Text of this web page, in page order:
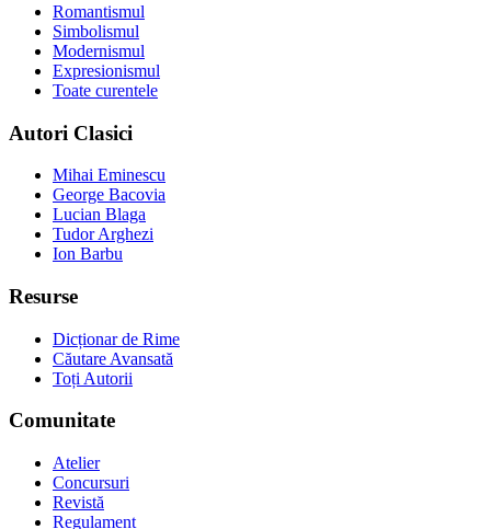
Romantismul
Simbolismul
Modernismul
Expresionismul
Toate curentele
Autori Clasici
Mihai Eminescu
George Bacovia
Lucian Blaga
Tudor Arghezi
Ion Barbu
Resurse
Dicționar de Rime
Căutare Avansată
Toți Autorii
Comunitate
Atelier
Concursuri
Revistă
Regulament